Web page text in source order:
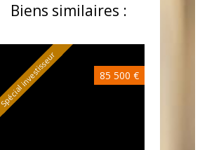
Biens similaires :
Spécial investisseur 85 500 €